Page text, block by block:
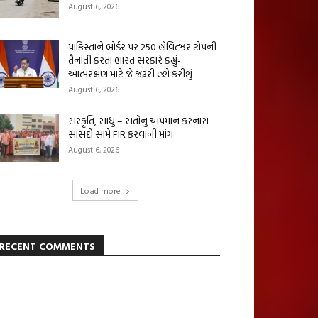
August 6, 2026
પાકિસ્તાને બોર્ડર પર 250 હોવિત્ઝર ટોપની
તૈનાતી કરતા ભારત સરકારે કહ્યું-
આત્મરક્ષણ માટે જે જરૂરી હશે કરીશું
August 6, 2026
સંસ્કૃતિ, સાધુ – સંતોનું અપમાન કરનારા
સાંસદો સામે FIR કરવાની માંગ
August 6, 2026
Load more
COMMENTS